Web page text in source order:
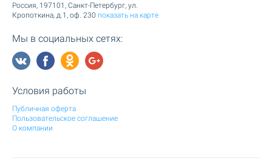
Россия, 197101, Санкт-Петербург, ул.
Кропоткина, д.1, оф. 230 показать на карте
Мы в социальных сетях:
Условия работы
Публичная оферта
Пользовательское соглашение
О компании